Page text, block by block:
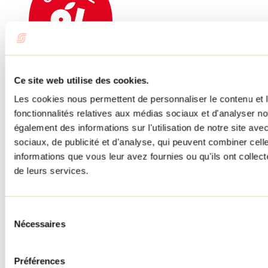
Ce site web utilise des cookies.
Les cookies nous permettent de personnaliser le contenu
fonctionnalités relatives aux médias sociaux et d'analyser
également des informations sur l'utilisation de notre site
sociaux, de publicité et d'analyse, qui peuvent combiner
informations que vous leur avez fournies ou qu'ils ont
de leurs services.
Nécessaires
Préférences
Au Jardin des noix
Saint-Ambroise-de-Kildare